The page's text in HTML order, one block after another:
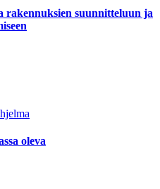
rakennuksien suunnitteluun ja
oleva